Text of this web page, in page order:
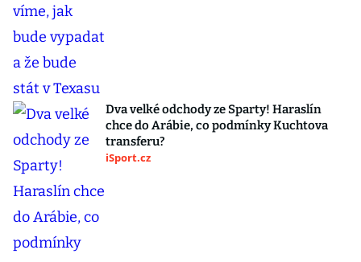
Dva velké odchody ze Sparty! Haraslín
chce do Arábie, co podmínky Kuchtova
transferu?
iSport.cz